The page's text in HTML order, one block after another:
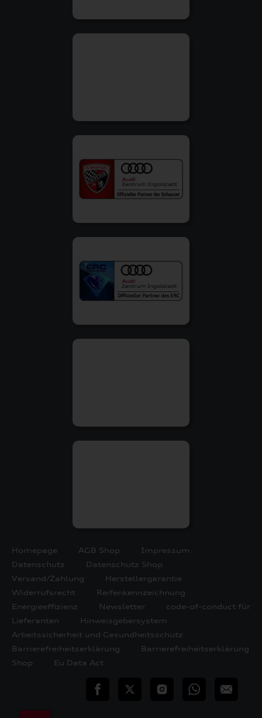
Homepage AGB Shop
Impressum
Datenschutz
Datenschutz Shop
Versand/Zahlung
Herstellergarantie
Widerrufsrecht
Reifenkennzeichnung
Energieeffizienz
Newsletter
code-of-conduct für
Lieferanten
Hinweisgebersystem
Arbeitssicherheit und Gesundheitsschutz
Barrierefreiheitserklärung
Barrierefreiheitserklärung
Shop
Eu Data Act
teilen Twitter InstagramWhatsApp
E-